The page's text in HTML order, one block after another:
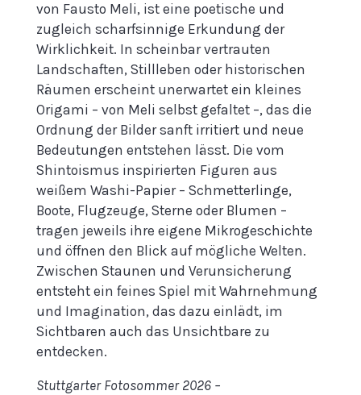
von Fausto Meli, ist eine poetische und
zugleich scharfsinnige Erkundung der
Wirklichkeit. In scheinbar vertrauten
Landschaften, Stillleben oder historischen
Räumen erscheint unerwartet ein kleines
Origami – von Meli selbst gefaltet –, das die
Ordnung der Bilder sanft irritiert und neue
Bedeutungen entstehen lässt. Die vom
Shintoismus inspirierten Figuren aus
weißem Washi-Papier – Schmetterlinge,
Boote, Flugzeuge, Sterne oder Blumen –
tragen jeweils ihre eigene Mikrogeschichte
und öffnen den Blick auf mögliche Welten.
Zwischen Staunen und Verunsicherung
entsteht ein feines Spiel mit Wahrnehmung
und Imagination, das dazu einlädt, im
Sichtbaren auch das Unsichtbare zu
entdecken.
Stuttgarter Fotosommer 2026 –